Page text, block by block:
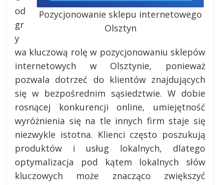
Pozycjonowanie sklepu internetowego
Olsztyn
od
gr
y
wa kluczową rolę w pozycjonowaniu sklepów
internetowych w Olsztynie, ponieważ
pozwala dotrzeć do klientów znajdujących
się w bezpośrednim sąsiedztwie. W dobie
rosnącej konkurencji online, umiejętność
wyróżnienia się na tle innych firm staje się
niezwykle istotna. Klienci często poszukują
produktów i usług lokalnych, dlatego
optymalizacja pod kątem lokalnych słów
kluczowych może znacząco zwiększyć